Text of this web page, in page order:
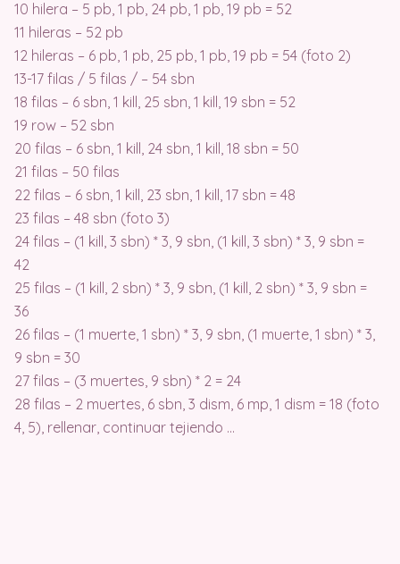
10 hilera – 5 pb, 1 pb, 24 pb, 1 pb, 19 pb = 52
11 hileras – 52 pb
12 hileras – 6 pb, 1 pb, 25 pb, 1 pb, 19 pb = 54 (foto 2)
13-17 filas / 5 filas / – 54 sbn
18 filas – 6 sbn, 1 kill, 25 sbn, 1 kill, 19 sbn = 52
19 row – 52 sbn
20 filas – 6 sbn, 1 kill, 24 sbn, 1 kill, 18 sbn = 50
21 filas – 50 filas
22 filas – 6 sbn, 1 kill, 23 sbn, 1 kill, 17 sbn = 48
23 filas – 48 sbn (foto 3)
24 filas – (1 kill, 3 sbn) * 3, 9 sbn, (1 kill, 3 sbn) * 3, 9 sbn =
42
25 filas – (1 kill, 2 sbn) * 3, 9 sbn, (1 kill, 2 sbn) * 3, 9 sbn =
36
26 filas – (1 muerte, 1 sbn) * 3, 9 sbn, (1 muerte, 1 sbn) * 3,
9 sbn = 30
27 filas – (3 muertes, 9 sbn) * 2 = 24
28 filas – 2 muertes, 6 sbn, 3 dism, 6 mp, 1 dism = 18 (foto
4, 5), rellenar, continuar tejiendo …